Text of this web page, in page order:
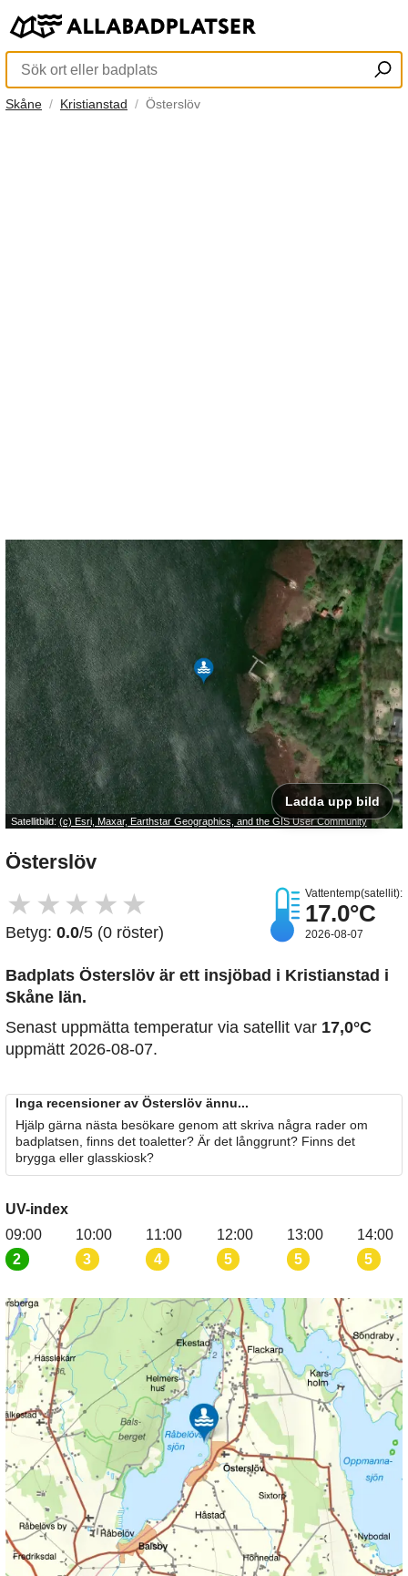
Skåne Kristianstad Österslöv
Satellitbild: (c) Esri, Maxar, Earthstar Geographics, and the GIS User Community
Ladda upp bild
Österslöv
★ ★ ★ ★ ★
Betyg: 0.0/5 (0 röster)
Vattentemp(satellit):
17.0°C
2026-08-07
Badplats Österslöv är ett insjöbad i Kristianstad i
Skåne län.
Senast uppmätta temperatur via satellit var 17,0°C
uppmätt 2026-08-07.
Inga recensioner av Österslöv ännu...
Hjälp gärna nästa besökare genom att skriva några rader om
badplatsen, finns det toaletter? Är det långgrunt? Finns det
brygga eller glasskiosk?
UV-index
09:00
2
10:00
3
11:00
4
12:00
5
13:00
5
14:00
5